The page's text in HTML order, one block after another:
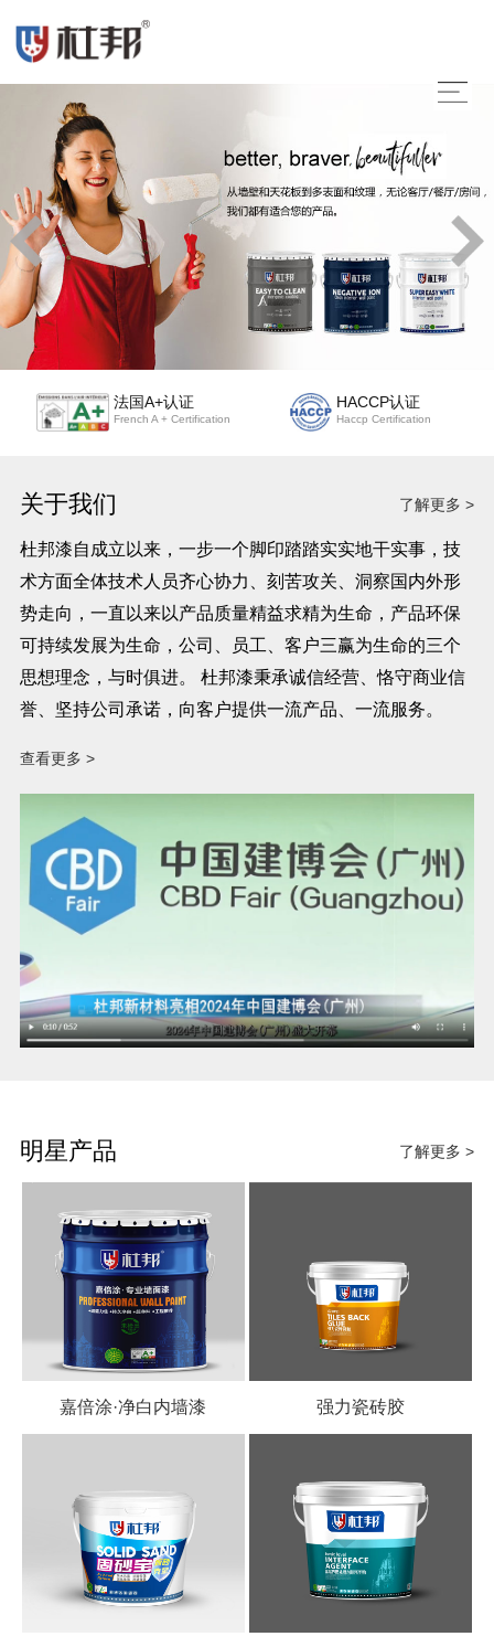
法国A+认证
French A + Certification
HACCP认证
Haccp Certification
关于我们 了解更多 >
杜邦漆自成立以来，一步一个脚印踏踏实实地干实事，技
术方面全体技术人员齐心协力、刻苦攻关、洞察国内外形
势走向，一直以来以产品质量精益求精为生命，产品环保
可持续发展为生命，公司、员工、客户三赢为生命的三个
思想理念，与时俱进。 杜邦漆秉承诚信经营、恪守商业信
誉、坚持公司承诺，向客户提供一流产品、一流服务。
查看更多 >
明星产品 了解更多 >
嘉倍涂·净白内墙漆 强力瓷砖胶